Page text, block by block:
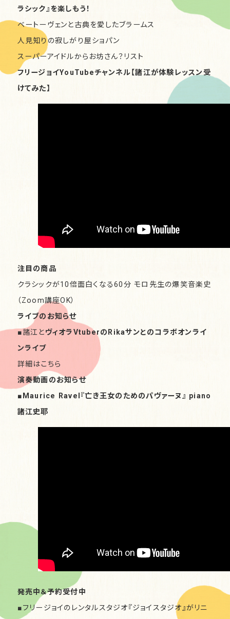
ラシック』を楽しもう！
ベートーヴェンと古典を愛したブラームス
人見知りの寂しがり屋ショパン
スーパーアイドルからお坊さん？リスト
フリージョイYouTubeチャンネル【諸江が体験レッスン受
けてみた】
注目の商品
クラシックが10倍面白くなる60分 モロ先生の爆笑音楽史
（Zoom講座OK）
ライブのお知らせ
■諸江とヴィオラVtuberのRikaサンとのコラボオンライ
ンライブ
詳細はこちら
演奏動画のお知らせ
■Maurice Ravel『亡き王女のためのパヴァーヌ』 piano
諸江史耶
発売中＆予約受付中
■フリージョイのレンタルスタジオ『ジョイスタジオ』がリニ